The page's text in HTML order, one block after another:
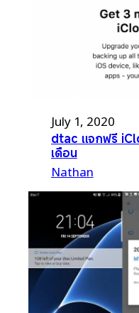
July 1, 2020
dtac แจกฟรี
เดือน
Nathan